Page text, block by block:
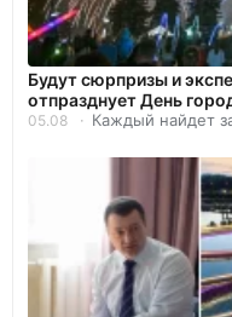
Будут сюрпризы и
отпразднует День
05.08 Каждый найдет